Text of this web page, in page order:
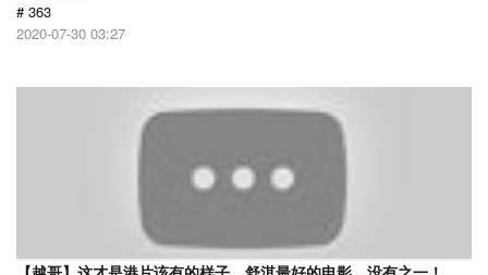
# 363
2020-07-30 03:27